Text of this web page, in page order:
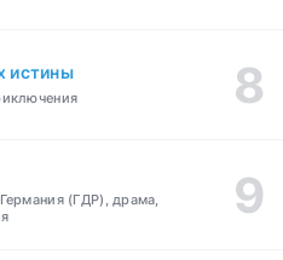
истины
(ГДР), драма,